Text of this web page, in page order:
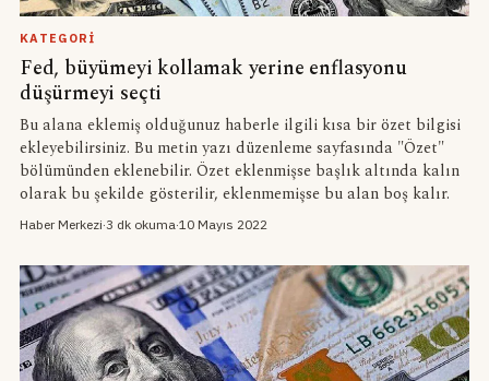
KATEGORI
Fed, büyümeyi kollamak yerine enflasyonu
düşürmeyi seçti
Bu alana eklemiş olduğunuz haberle ilgili kısa bir özet bilgisi
ekleyebilirsiniz. Bu metin yazı düzenleme sayfasında "Özet"
bölümünden eklenebilir. Özet eklenmişse başlık altında kalın
olarak bu şekilde gösterilir, eklenmemişse bu alan boş kalır.
Haber Merkezi·3 dk okuma·10 Mayıs 2022